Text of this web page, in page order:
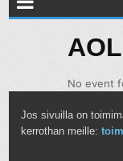
AOL
No event
Jos sivuilla on
kerrothan meille: